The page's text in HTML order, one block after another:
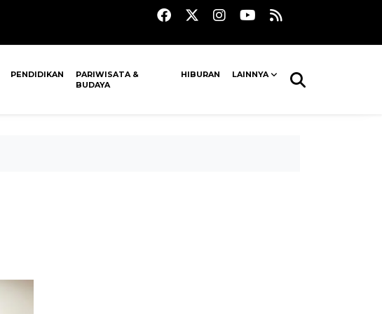
PENDIDIKAN
PARIWISATA &
BUDAYA
HIBURAN LAINNYA